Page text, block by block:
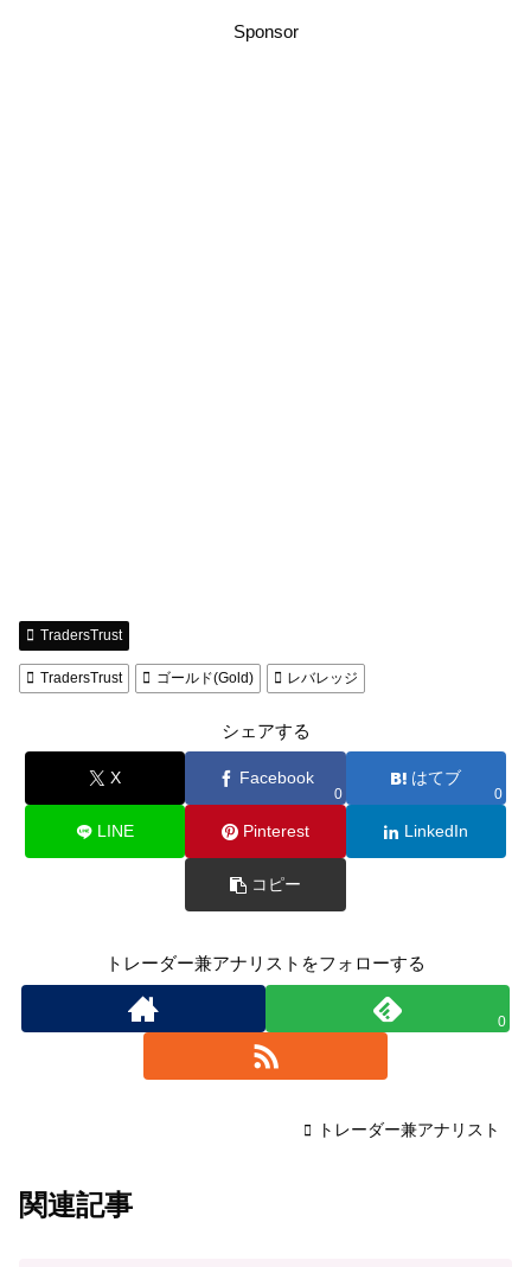
Sponsor
TradersTrust
TradersTrust ゴールド(Gold) レバレッジ
シェアする
X Facebook
0
はてブ
0
LINE Pinterest LinkedIn
コピー
トレーダー兼アナリストをフォローする
0
トレーダー兼アナリスト
関連記事